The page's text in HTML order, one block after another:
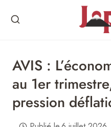
AVIS :
au 1er
pression